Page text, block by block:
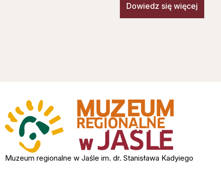
Dowiedz się więcej
Muzeum regionalne w Jaśle im. dr. Stanisława Kadyiego